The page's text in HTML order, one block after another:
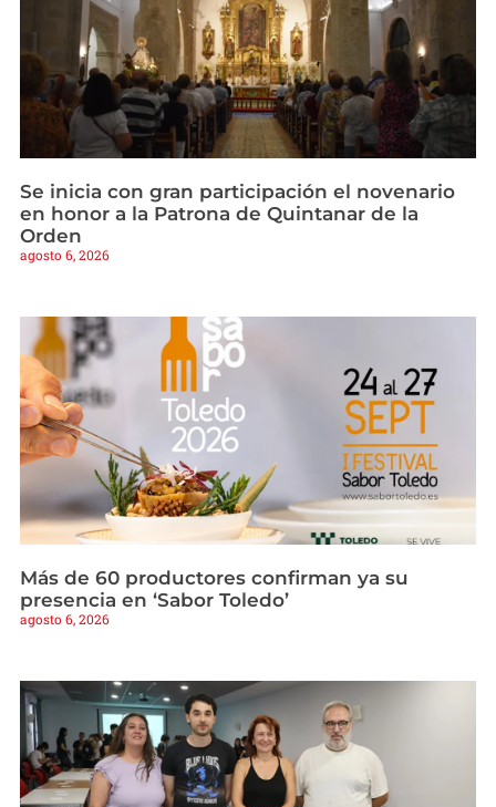
Se inicia con gran participación el novenario
en honor a la Patrona de Quintanar de la
Orden
agosto 6, 2026
Más de 60 productores confirman ya su
presencia en ‘Sabor Toledo’
agosto 6, 2026